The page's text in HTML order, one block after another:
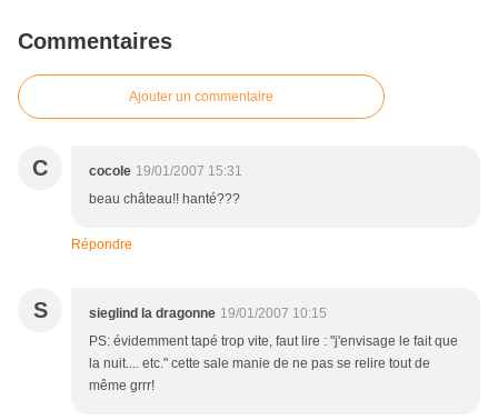
Commentaires
Ajouter un commentaire
C cocole 19/01/2007 15:31
beau château!! hanté???
Répondre
S sieglind la dragonne 19/01/2007 10:15
PS: évidemment tapé trop vite, faut lire : "j'envisage le fait que
la nuit.... etc." cette sale manie de ne pas se relire tout de
même grrr!